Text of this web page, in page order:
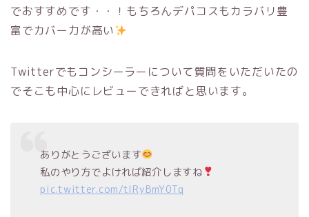
でおすすめです・・！もちろんデパコスもカラバリ豊
富でカバー力が高い
Twitterでもコンシーラーについて質問をいただいたの
でそこも中心にレビューできればと思います。
ありがとうございます
私のやり方でよければ紹介しますね
pic.twitter.com/tIRyBmY0Tq